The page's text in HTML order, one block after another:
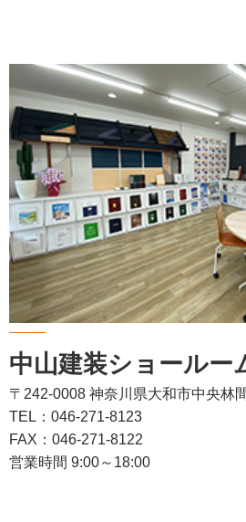
中山建装ショールー
〒242-0008 神奈川県大和市中央林
TEL：046-271-8123
FAX：046-271-8122
営業時間 9:00～18:00